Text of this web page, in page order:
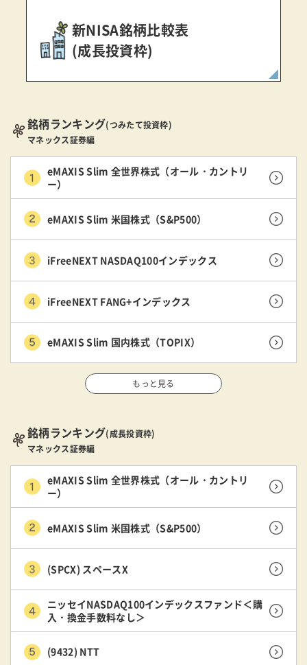
新NISA銘柄比較表
(成長投資枠)
銘柄ランキング(つみたて投資枠)
マネックス証券編
eMAXIS Slim 全世界株式（オール・カントリ
ー）
eMAXIS Slim 米国株式（S&P500）
iFreeNEXT NASDAQ100インデックス
iFreeNEXT FANG+インデックス
eMAXIS Slim 国内株式（TOPIX）
もっと見る
銘柄ランキング(成長投資枠)
マネックス証券編
eMAXIS Slim 全世界株式（オール・カントリ
ー）
eMAXIS Slim 米国株式（S&P500）
(SPCX) スペースX
ニッセイNASDAQ100インデックスファンド＜購
入・換金手数料なし＞
(9432) NTT